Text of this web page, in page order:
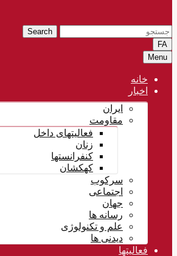
Search
FA
Menu
خانه
اخبار
ایران
مقاومت
فعالیتهای داخل
زنان
کنفرانستها
کهکشان
سرکوب
اجتماعی
جهان
رسانه ها
علم و تکنولوژی
دیدنی ها
فعالیتها